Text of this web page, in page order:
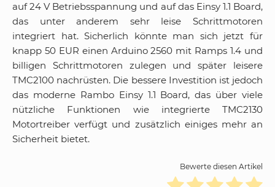
auf 24 V Betriebsspannung und auf das Einsy 1.1 Board,
das unter anderem sehr leise Schrittmotoren
integriert hat. Sicherlich könnte man sich jetzt für
knapp 50 EUR einen Arduino 2560 mit Ramps 1.4 und
billigen Schrittmotoren zulegen und später leisere
TMC2100 nachrüsten. Die bessere Investition ist jedoch
das moderne Rambo Einsy 1.1 Board, das über viele
nützliche Funktionen wie integrierte TMC2130
Motortreiber verfügt und zusätzlich einiges mehr an
Sicherheit bietet.
Bewerte diesen Artikel